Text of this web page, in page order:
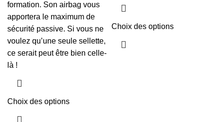
formation. Son airbag vous
apportera le maximum de
sécurité passive. Si vous ne
voulez qu’une seule sellette,
ce serait peut être bien celle-
là !
Choix des options
Choix des options